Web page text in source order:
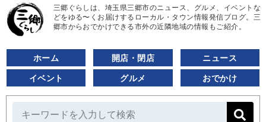
三郷ぐらしは、埼玉県三郷市のニュース、グルメ、イベントな
どをゆる〜くお届けするローカル・タウン情報発信ブログ。三
郷市からおでかけできる市外の近隣地域の情報もご紹介。
ホーム 開店・閉店 ニュース
イベント グルメ おでかけ